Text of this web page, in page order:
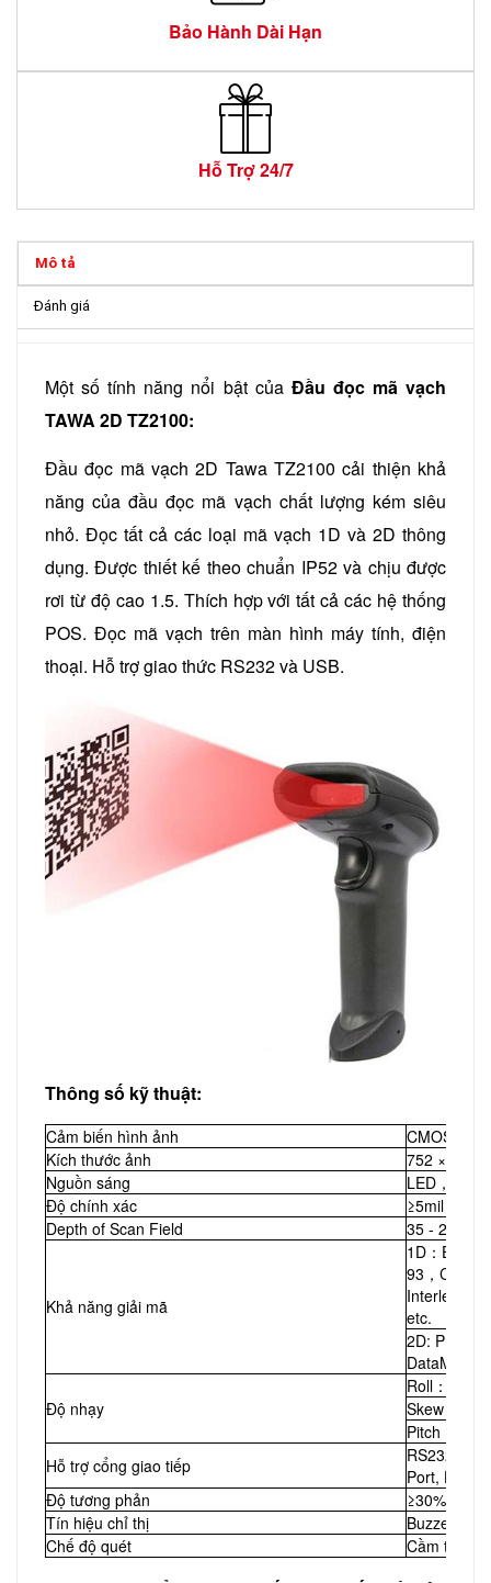
Bảo Hành Dài Hạn
Hỗ Trợ 24/7
Mô tả
Đánh giá
Một số tính năng nổi bật của Đầu đọc mã vạch
TAWA 2D TZ2100:
Đầu đọc mã vạch 2D Tawa TZ2100 cải thiện khả
năng của đầu đọc mã vạch chất lượng kém siêu
nhỏ. Đọc tất cả các loại mã vạch 1D và 2D thông
dụng. Được thiết kế theo chuẩn IP52 và chịu được
rơi từ độ cao 1.5. Thích hợp với tất cả các hệ thống
POS. Đọc mã vạch trên màn hình máy tính, điện
thoại. Hỗ trợ giao thức RS232 và USB.
Thông số kỹ thuật:
Cảm biến hình ảnh
CMOS,
Kích thước ảnh
752 × 480
Nguồn sáng
LED，
Độ chính xác
≥5mil
Depth of Scan Field
35 - 210mm
Khả năng giải mã
1D：EAN-
93，Code
Interleave
etc.
2D:
DataMatrix
Độ nhạy
Roll：360°
Skew：
Pitch：
Hỗ trợ cổng giao tiếp
RS232 and
Port, HID-
Độ tương phản
≥30%
Tín hiệu chỉ thị
Buzzer, LED
Chế độ quét
Cầm tay